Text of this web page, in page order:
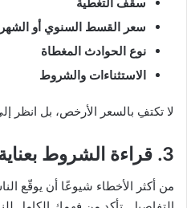
سعر القسط السنوي أو
نوع الحوادث المغطاة
الاستثناءات والشروط
لا تكتفِ بالسعر الأرخص، بل انظر
3. قراءة الشروط بعناية
من أكثر الأخطاء شيوعًا أن يوقّع